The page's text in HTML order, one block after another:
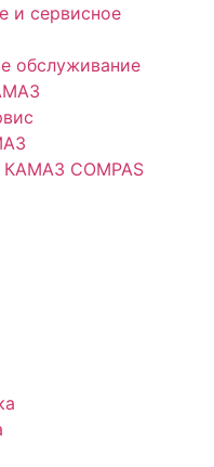
и сервисное
обслуживание
COMPAS